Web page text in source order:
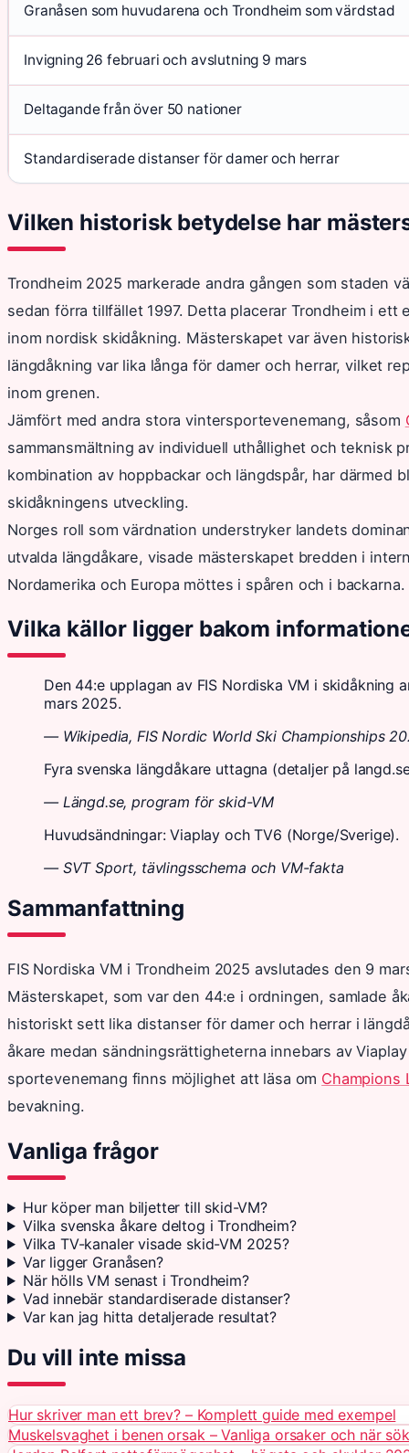
Granåsen som huvudarena och Trondheim som värdstad
Invigning 26 februari och avslutning 9 mars
Deltagande från över 50 nationer
Standardiserade distanser för damer och herrar
Vilken historisk betydelse har
Trondheim 2025 markerade andra gången som staden
sedan förra tillfället 1997. Detta placerar Trondheim i
inom nordisk skidåkning. Mästerskapet var även
längdåkning var lika långa för damer och herrar, vilket
inom grenen.
Jämfört med andra stora vintersportevenemang, såsom
sammansmältning av individuell uthållighet och teknisk
kombination av hoppbackar och längdspår, har därmed
skidåkningens utveckling.
Norges roll som värdnation understryker landets
utvalda längdåkare, visade mästerskapet bredden i
Nordamerika och Europa möttes i spåren och i backarna.
Vilka källor ligger bakom
Den 44:e upplagan av FIS Nordiska VM i skidåkning
mars 2025.
— Wikipedia, FIS Nordic World Ski Championships
Fyra svenska längdåkare uttagna (detaljer på
— Längd.se, program för skid-VM
Huvudsändningar: Viaplay och TV6 (Norge/Sverige).
— SVT Sport, tävlingsschema och VM-fakta
Sammanfattning
FIS Nordiska VM i Trondheim 2025 avslutades den 9
Mästerskapet, som var den 44:e i ordningen, samlade
historiskt sett lika distanser för damer och herrar i
åkare medan sändningsrättigheterna innebars av
sportevenemang finns möjlighet att läsa om Champions
bevakning.
Vanliga frågor
Hur köper man biljetter till skid-VM?
Vilka svenska åkare deltog i Trondheim?
Vilka TV-kanaler visade skid-VM 2025?
Var ligger Granåsen?
När hölls VM senast i Trondheim?
Vad innebär standardiserade distanser?
Var kan jag hitta detaljerade resultat?
Du vill inte missa
Hur skriver man ett brev? – Komplett guide med exempel
Muskelsvaghet i benen orsak – Vanliga orsaker och när